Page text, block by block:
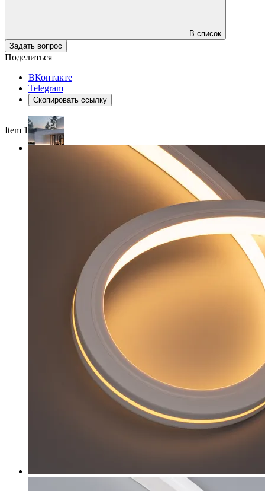
В список
Задать вопрос
Поделиться
ВКонтакте
Telegram
Скопировать ссылку
Item 1 of 4